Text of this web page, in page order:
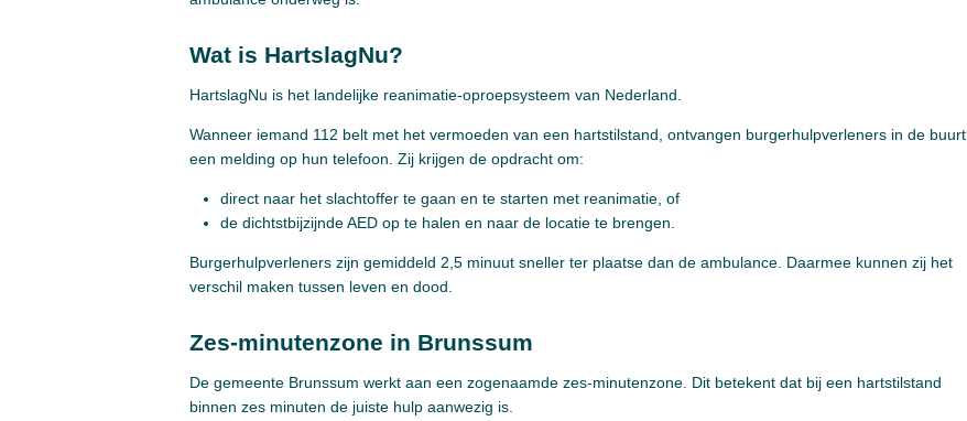
Wat is HartslagNu?
HartslagNu is het landelijke reanimatie-oproepsysteem van Nederland.
Wanneer iemand 112 belt met het vermoeden van een hartstilstand, ontvangen burgerhulpverleners in de buurt
een melding op hun telefoon. Zij krijgen de opdracht om:
direct naar het slachtoffer te gaan en te starten met reanimatie, of
de dichtstbijzijnde AED op te halen en naar de locatie te brengen.
Burgerhulpverleners zijn gemiddeld 2,5 minuut sneller ter plaatse dan de ambulance. Daarmee kunnen zij het
verschil maken tussen leven en dood.
Zes-minutenzone in Brunssum
De gemeente Brunssum werkt aan een zogenaamde zes-minutenzone. Dit betekent dat bij een hartstilstand
binnen zes minuten de juiste hulp aanwezig is.